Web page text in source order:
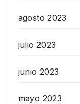
agosto 2023
julio 2023
junio 2023
mayo 2023